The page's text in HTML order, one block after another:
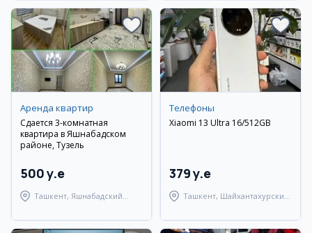
Аренда квартир
Сдается 3-комнатная
квартира в Яшнабадском
районе, Тузель
500 y.e
Ташкент, Яшнабадский
Телефоны
Xiaomi 13 Ultra 16/512GB
379 y.e
Ташкент, Шайхантахурский